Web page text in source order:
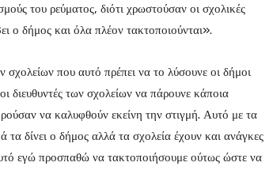
του ρεύματος, διότι χρωστούσαν οι σχολικές
ο δήμος και όλα πλέον τακτοποιούνται».
που αυτό πρέπει να το λύσουνε οι δήμοι
διευθυντές των σχολείων να πάρουνε κάποια
να καλυφθούν εκείνη την στιγμή. Αυτό με τα
τα δίνει ο δήμος αλλά τα σχολεία έχουν και ανάγκες
εγώ προσπαθώ να τακτοποιήσουμε ούτως ώστε να